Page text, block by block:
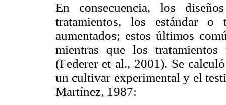
En consecuencia, los
tratamientos, los estándar
aumentados; estos últimos
mientras que los
(Federer et al., 2001). Se
un cultivar experimental y el
Martínez, 1987: